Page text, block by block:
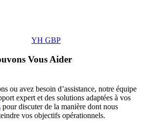
YH GBP
Vous Aider
ou avez besoin d’assistance, notre équipe
expert et des solutions adaptées à vos
pour discuter de la manière dont nous
vos objectifs opérationnels.